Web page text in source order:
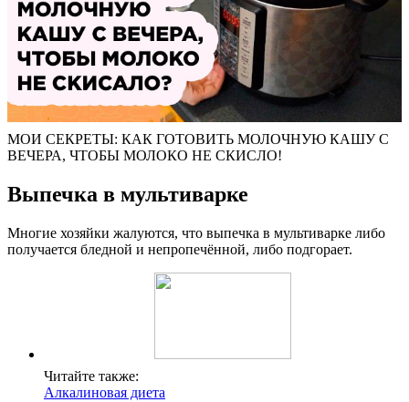
МОИ СЕКРЕТЫ: КАК ГОТОВИТЬ МОЛОЧНУЮ КАШУ С
ВЕЧЕРА, ЧТОБЫ МОЛОКО НЕ СКИСЛО!
Выпечка в мультиварке
Многие хозяйки жалуются, что выпечка в мультиварке либо
получается бледной и непропечённой, либо подгорает.
Читайте также:
Алкалиновая диета